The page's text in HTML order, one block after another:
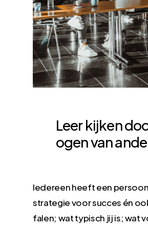
Leer kijken
ogen van
Iedereen heeft een
strategie voor succes én
falen; wat typisch jij is; wat